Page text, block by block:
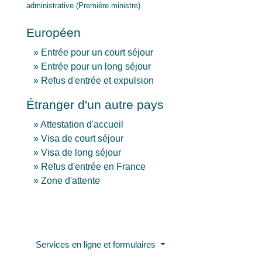
administrative (Première ministre)
Européen
Entrée pour un court séjour
Entrée pour un long séjour
Refus d'entrée et expulsion
Étranger d'un autre pays
Attestation d'accueil
Visa de court séjour
Visa de long séjour
Refus d'entrée en France
Zone d'attente
Services en ligne et formulaires